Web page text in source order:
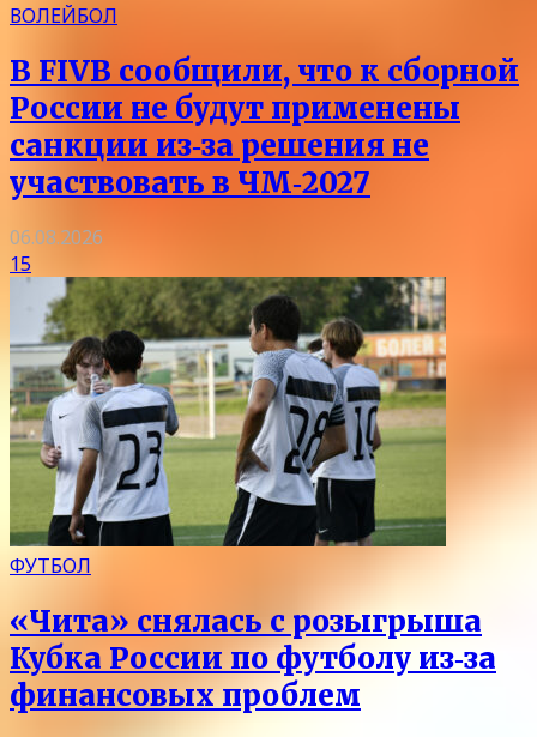
ВОЛЕЙБОЛ
В FIVB сообщили, что к сборной
России не будут применены
санкции из‑за решения не
участвовать в ЧМ‑2027
06.08.2026
15
ФУТБОЛ
«Чита» снялась с розыгрыша
Кубка России по футболу из‑за
финансовых проблем